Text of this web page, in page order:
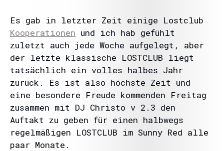
Es gab in letzter Zeit einige Lostclub
Kooperationen und ich hab gefühlt
zuletzt auch jede Woche aufgelegt, aber
der letzte klassische LOSTCLUB liegt
tatsächlich ein volles halbes Jahr
zurück. Es ist also höchste Zeit und
eine besondere Freude kommenden Freitag
zusammen mit DJ Christo v 2.3 den
Auftakt zu geben für einen halbwegs
regelmäßigen LOSTCLUB im Sunny Red alle
paar Monate.